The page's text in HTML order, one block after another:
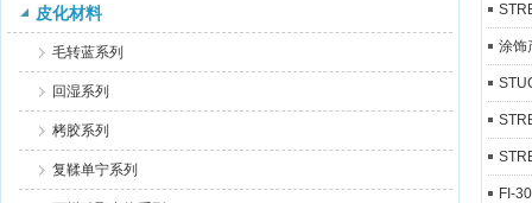
皮化材料
毛转蓝系列
回湿系列
栲胶系列
复鞣单宁系列
涂饰
FI-